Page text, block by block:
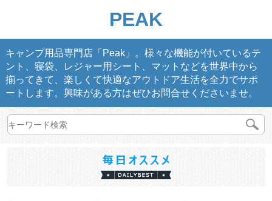
PEAK
キャンプ用品専門店「Peak」。様々な機能が付いているテ
ント、寝袋、レジャー用シート、マットなどを世界中から
揃ってきて、楽しくて快適なアウトドア生活を全力でサポ
ートします。興味がある方はぜひお問合せくださいませ。